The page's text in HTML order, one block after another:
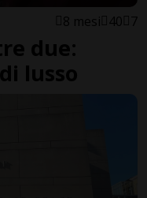
8 mesi 40 7
due:
lusso